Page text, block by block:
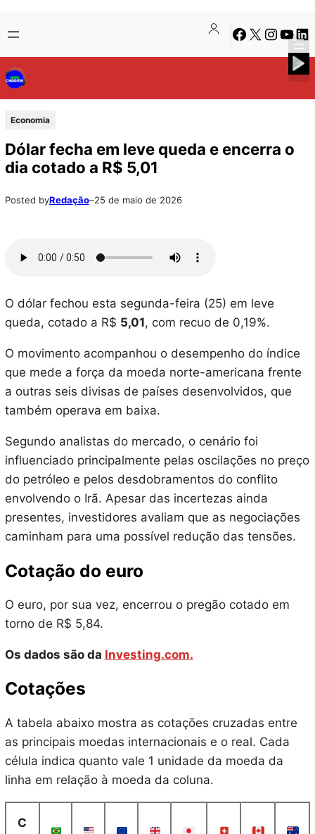
para
o
conteúdo
to
content
Facebook
X Instagram
Economia
Dólar fecha em leve queda e encerra o
dia cotado a R$ 5,01
Posted byRedação–25 de maio de 2026
O dólar fechou esta segunda-feira (25) em leve
queda, cotado a R$ 5,01, com recuo de 0,19%.
O movimento acompanhou o desempenho do índice
que mede a força da moeda norte-americana frente
a outras seis divisas de países desenvolvidos, que
também operava em baixa.
Segundo analistas do mercado, o cenário foi
influenciado principalmente pelas oscilações no preço
do petróleo e pelos desdobramentos do conflito
envolvendo o Irã. Apesar das incertezas ainda
presentes, investidores avaliam que as negociações
caminham para uma possível redução das tensões.
Cotação do euro
O euro, por sua vez, encerrou o pregão cotado em
torno de R$ 5,84.
Os dados são da Investing.com.
Cotações
A tabela abaixo mostra as cotações cruzadas entre
as principais moedas internacionais e o real. Cada
célula indica quanto vale 1 unidade da moeda da
linha em relação à moeda da coluna.
C